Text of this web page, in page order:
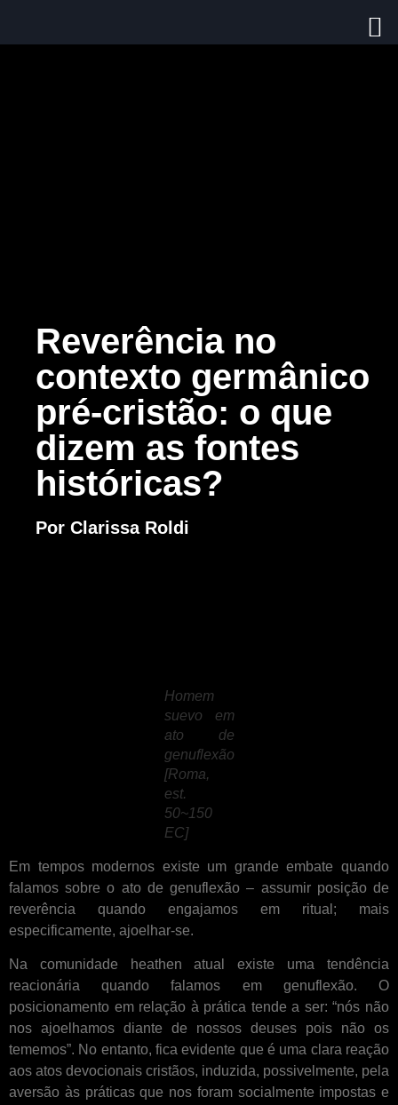
Reverência no
contexto germânico
pré-cristão: o que
dizem as fontes
históricas?
Por Clarissa Roldi
Homem
suevo em
ato de
genuflexão
[Roma,
est.
50~150
EC]
Em tempos modernos existe um grande embate quando
falamos sobre o ato de genuflexão – assumir posição de
reverência quando engajamos em ritual; mais
especificamente, ajoelhar-se.
Na comunidade heathen atual existe uma tendência
reacionária quando falamos em genuflexão. O
posicionamento em relação à prática tende a ser: “nós não
nos ajoelhamos diante de nossos deuses pois não os
tememos”. No entanto, fica evidente que é uma clara reação
aos atos devocionais cristãos, induzida, possivelmente, pela
aversão às práticas que nos foram socialmente impostas e